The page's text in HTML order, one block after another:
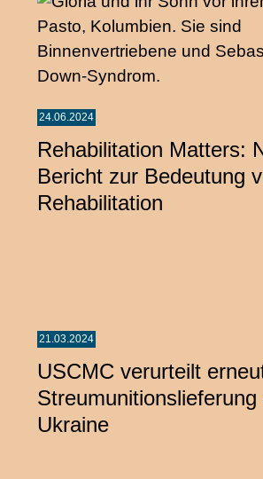
24.06.2024
Rehabilitation Matters:
Bericht zur Bedeutung
Rehabilitation
21.03.2024
USCMC verurteilt
Streumunitionslieferung
Ukraine